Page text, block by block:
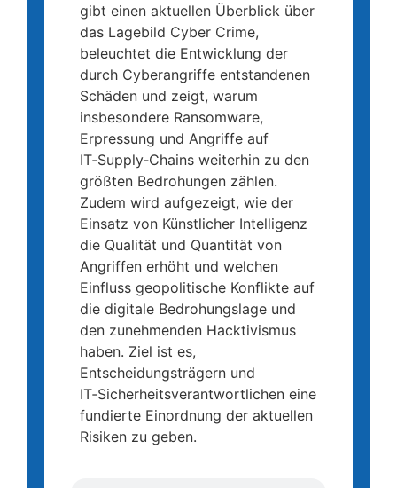
gibt einen aktuellen Überblick über
das Lagebild Cyber Crime,
beleuchtet die Entwicklung der
durch Cyberangriffe entstandenen
Schäden und zeigt, warum
insbesondere Ransomware,
Erpressung und Angriffe auf
IT‑Supply‑Chains weiterhin zu den
größten Bedrohungen zählen.
Zudem wird aufgezeigt, wie der
Einsatz von Künstlicher Intelligenz
die Qualität und Quantität von
Angriffen erhöht und welchen
Einfluss geopolitische Konflikte auf
die digitale Bedrohungslage und
den zunehmenden Hacktivismus
haben. Ziel ist es,
Entscheidungsträgern und
IT‑Sicherheitsverantwortlichen eine
fundierte Einordnung der aktuellen
Risiken zu geben.